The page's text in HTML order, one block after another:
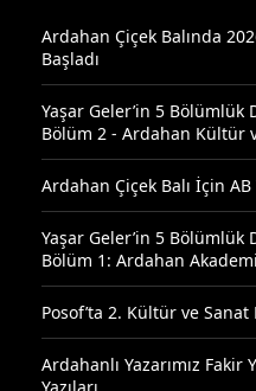
Ardahan Çiçek Balında
Başladı
Yaşar Geler’in 5 Bölümlük
Bölüm 2 - Ardahan Kültür
Ardahan Çiçek Balı İçin
Yaşar Geler’in 5 Bölümlük
Bölüm 1: Ardahan
Posof’ta 2. Kültür ve
Ardahanlı Yazarımız Fakir
Yazıları